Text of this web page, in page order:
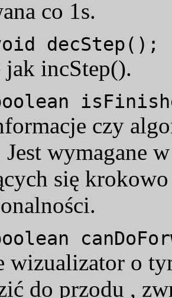
co 1s.
decStep();
jak incStep().
czy
Jest wymagane
się
wizualizator o
do przodu ,